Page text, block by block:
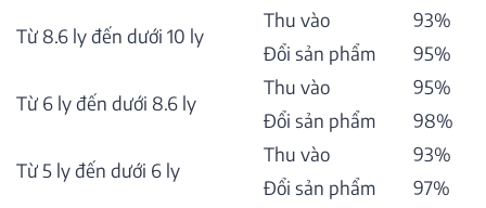
Từ 8.6 ly đến dưới 10 ly
Thu vào
93%
Đổi sản phẩm
95%
Từ 6 ly đến dưới 8.6 ly
Thu vào
95%
Đổi sản phẩm
98%
Từ 5 ly đến dưới 6 ly
Thu vào
93%
Đổi sản phẩm
97%